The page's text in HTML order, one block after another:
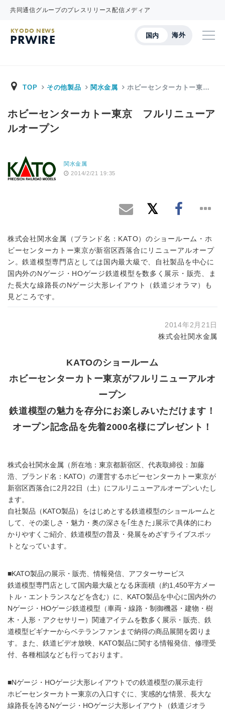
共同通信グループのプレスリリース配信メディア
国内 海外
KYODO NEWS
PRWIRE
TOP その他製品 関水金属 ホビーセンターカトー東…
ホビーセンターカトー東京 フルリニューア
ルオープン
関水金属
2014/2/21 19:35
株式会社関水金属（ブランド名：KATO）のショールーム・ホ
ビーセンターカトー東京が新宿区西落合にリニューアルオープ
ン。鉄道模型専門店としては国内最大級で、自社製品を中心に
国内外のNゲージ・HOゲージ鉄道模型を数多く展示・販売、ま
た長大な線路長のNゲージ大形レイアウト（鉄道ジオラマ）も
見どころです。
2014年2月21日
株式会社関水金属
KATOのショールーム
ホビーセンターカトー東京がフルリニューアルオ
ープン
鉄道模型の魅力を存分にお楽しみいただけます！
オープン記念品を先着2000名様にプレゼント！
株式会社関水金属（所在地：東京都新宿区、代表取締役：加藤
浩、ブランド名：KATO）の運営するホビーセンターカトー東京が
新宿区西落合に2月22日（土）にフルリニューアルオープンいたし
ます。
自社製品（KATO製品）をはじめとする鉄道模型のショールームと
して、その楽しさ・魅力・奥の深さを｢生きた｣展示で具体的にわ
かりやすくご紹介、鉄道模型の普及・発展をめざすライブスポッ
トとなっています。
■KATO製品の展示・販売、情報発信、アフターサービス
鉄道模型専門店として国内最大級となる床面積（約1,450平方メー
トル・エントランスなどを含む）に、KATO製品を中心に国内外の
Nゲージ・HOゲージ鉄道模型（車両・線路・制御機器・建物・樹
木・人形・アクセサリー）関連アイテムを数多く展示・販売、鉄
道模型ビギナーからベテランファンまで納得の商品展開を図りま
す。また、鉄道ビデオ放映、KATO製品に関する情報発信、修理受
付、各種相談なども行っております。
■Nゲージ・HOゲージ大形レイアウトでの鉄道模型の展示走行
ホビーセンターカトー東京の入口すぐに、実感的な情景、長大な
線路長を誇るNゲージ・HOゲージ大形レイアウト（鉄道ジオラ